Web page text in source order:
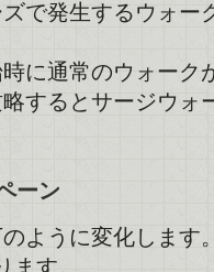
で発生するウォー
に通常のウォーク
するとサージウォ
ーン
ように変化します
ます。